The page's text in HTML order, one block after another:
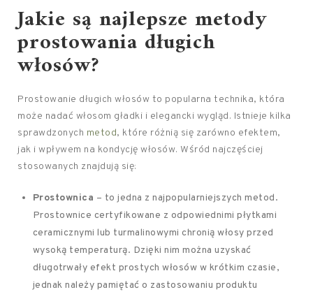
Jakie są najlepsze metody
prostowania długich
włosów?
Prostowanie długich włosów to popularna technika, która
może nadać włosom gładki i elegancki wygląd. Istnieje kilka
sprawdzonych metod, które różnią się zarówno efektem,
jak i wpływem na kondycję włosów. Wśród najczęściej
stosowanych znajdują się:
Prostownica – to jedna z najpopularniejszych metod.
Prostownice certyfikowane z odpowiednimi płytkami
ceramicznymi lub turmalinowymi chronią włosy przed
wysoką temperaturą. Dzięki nim można uzyskać
długotrwały efekt prostych włosów w krótkim czasie,
jednak należy pamiętać o zastosowaniu produktu